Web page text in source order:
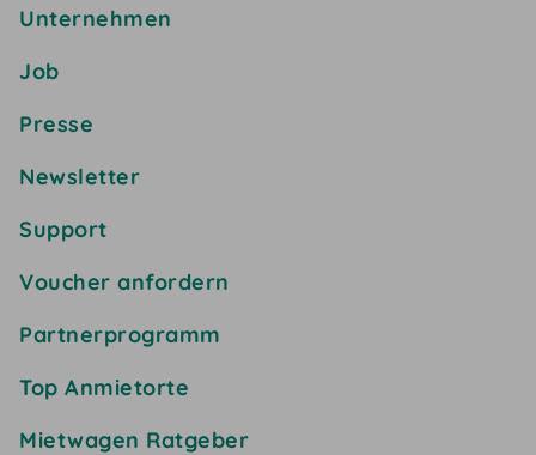
Unternehmen
Job
Presse
Newsletter
Support
Voucher anfordern
Partnerprogramm
Top Anmietorte
Mietwagen Ratgeber